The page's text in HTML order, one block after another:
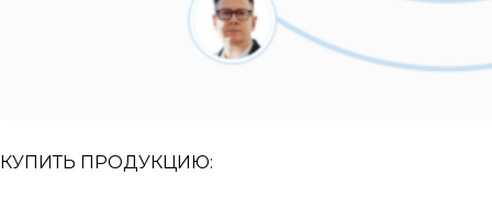
КУПИТЬ ПРОДУКЦИЮ: